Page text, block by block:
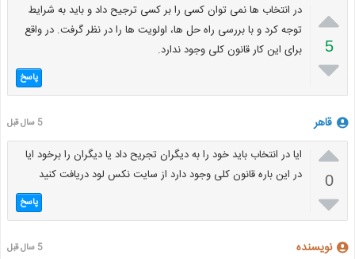

5

در انتخاب ها نمی توان کسی را بر کسی ترجیح داد و باید به شرایط
توجه کرد و با بررسی راه حل ها، اولویت ها را در نظر گرفت. در واقع
برای این کار قانون کلی وجود ندارد.
پاسخ
قاهر 5 سال قبل

0

ایا در انتخاب باید خود را به دیگران تجریح داد یا دیگران را برخود ایا
در این باره قانون کلی وجود دارد از سایت نکس لود دریافت کنید
پاسخ
نویسنده 5 سال قبل